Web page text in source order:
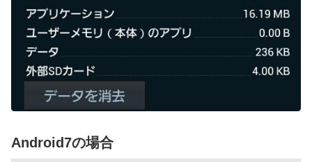
Android7の場合